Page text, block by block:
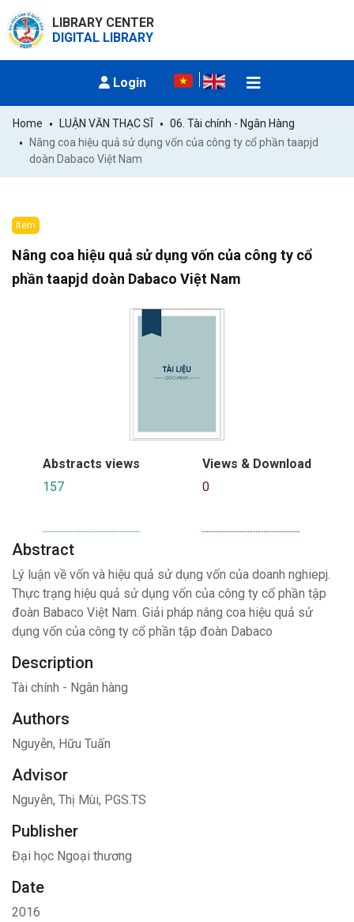
LIBRARY CENTER
DIGITAL LIBRARY
Login
Home LUẬN VĂN THẠC SĨ
06. Tài chính - Ngân Hàng
Nâng coa hiệu quả sử dụng vốn của công ty cổ phần taapjd
doàn Dabaco Việt Nam
Item
Nâng coa hiệu quả sử dụng vốn của công ty cổ
phần taapjd doàn Dabaco Việt Nam
Abstracts views
157
Views & Download
0
Abstract
Lý luận về vốn và hiệu quả sử dụng vốn của doanh nghiepj.
Thực trạng hiệu quả sử dụng vốn của công ty cổ phần tập
đoàn Babaco Việt Nam. Giải pháp nâng coa hiệu quả sử
dụng vốn của công ty cổ phần tập đoàn Dabaco
Description
Tài chính - Ngân hàng
Authors
Nguyễn, Hữu Tuấn
Advisor
Nguyễn, Thị Mùi, PGS.TS
Publisher
Đại học Ngoại thương
Date
2016